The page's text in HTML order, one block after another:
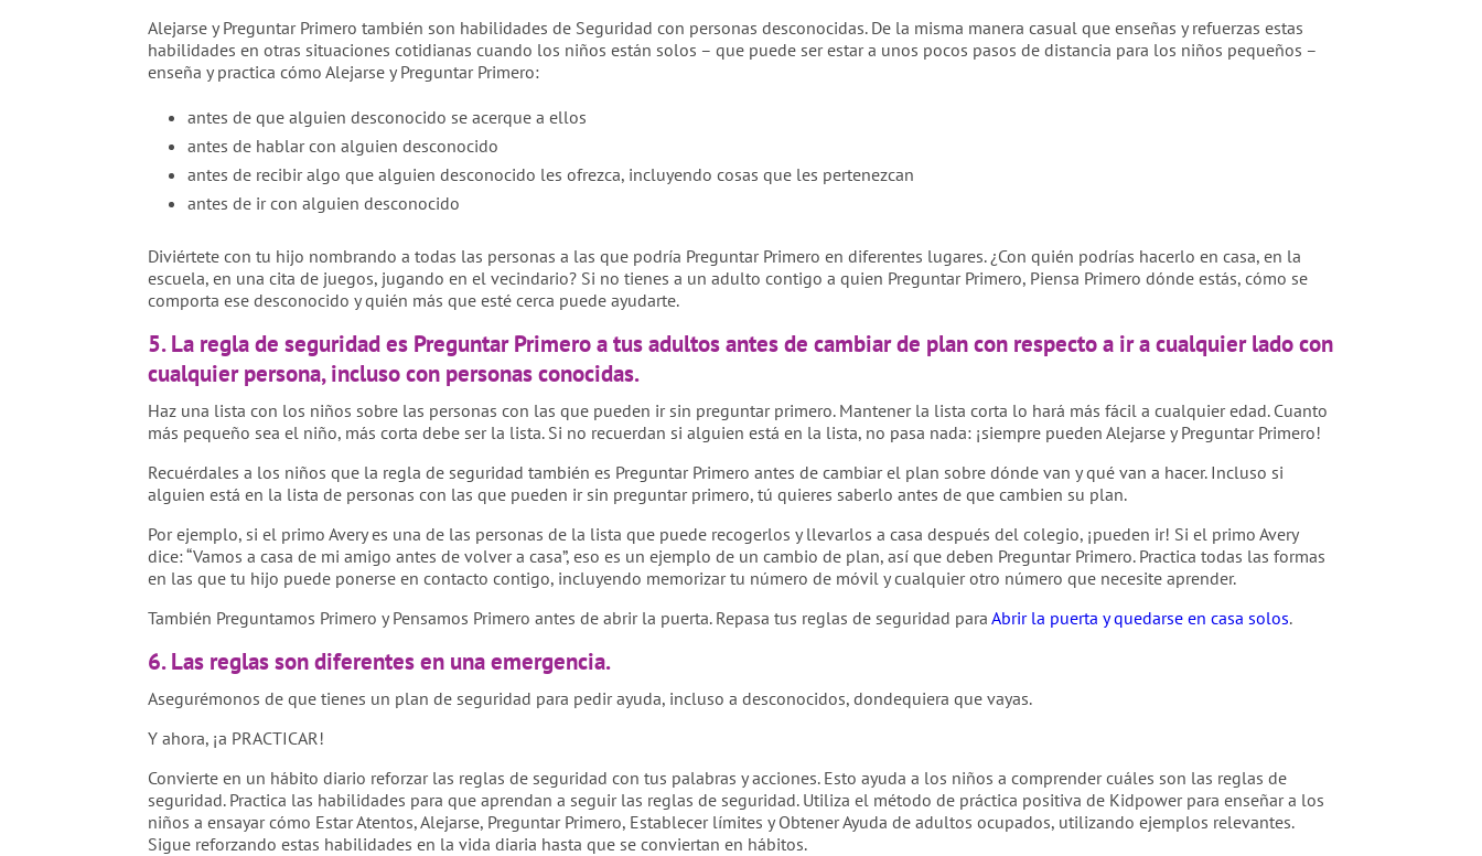
Alejarse y Preguntar Primero también son habilidades de Seguridad con personas desconocidas. De la misma manera casual que enseñas y refuerzas estas
habilidades en otras situaciones cotidianas cuando los niños están solos – que puede ser estar a unos pocos pasos de distancia para los niños pequeños –
enseña y practica cómo Alejarse y Preguntar Primero:
antes de que alguien desconocido se acerque a ellos
antes de hablar con alguien desconocido
antes de recibir algo que alguien desconocido les ofrezca, incluyendo cosas que les pertenezcan
antes de ir con alguien desconocido
Diviértete con tu hijo nombrando a todas las personas a las que podría Preguntar Primero en diferentes lugares. ¿Con quién podrías hacerlo en casa, en la
escuela, en una cita de juegos, jugando en el vecindario? Si no tienes a un adulto contigo a quien Preguntar Primero, Piensa Primero dónde estás, cómo se
comporta ese desconocido y quién más que esté cerca puede ayudarte.
5. La regla de seguridad es Preguntar Primero a tus adultos antes de cambiar de plan con respecto a ir a cualquier lado con
cualquier persona, incluso con personas conocidas.
Haz una lista con los niños sobre las personas con las que pueden ir sin preguntar primero. Mantener la lista corta lo hará más fácil a cualquier edad. Cuanto
más pequeño sea el niño, más corta debe ser la lista. Si no recuerdan si alguien está en la lista, no pasa nada: ¡siempre pueden Alejarse y Preguntar Primero!
Recuérdales a los niños que la regla de seguridad también es Preguntar Primero antes de cambiar el plan sobre dónde van y qué van a hacer. Incluso si
alguien está en la lista de personas con las que pueden ir sin preguntar primero, tú quieres saberlo antes de que cambien su plan.
Por ejemplo, si el primo Avery es una de las personas de la lista que puede recogerlos y llevarlos a casa después del colegio, ¡pueden ir! Si el primo Avery
dice: “Vamos a casa de mi amigo antes de volver a casa”, eso es un ejemplo de un cambio de plan, así que deben Preguntar Primero. Practica todas las formas
en las que tu hijo puede ponerse en contacto contigo, incluyendo memorizar tu número de móvil y cualquier otro número que necesite aprender.
También Preguntamos Primero y Pensamos Primero antes de abrir la puerta. Repasa tus reglas de seguridad paraAbrir la puerta y quedarse en casa solos.
6. Las reglas son diferentes en una emergencia.
Asegurémonos de que tienes un plan de seguridad para pedir ayuda, incluso a desconocidos, dondequiera que vayas.
Y ahora, ¡a PRACTICAR!
Convierte en un hábito diario reforzar las reglas de seguridad con tus palabras y acciones. Esto ayuda a los niños a comprender cuáles son las reglas de
seguridad. Practica las habilidades para que aprendan a seguir las reglas de seguridad. Utiliza el método de práctica positiva de Kidpower para enseñar a los
niños a ensayar cómo Estar Atentos, Alejarse, Preguntar Primero, Establecer límites y Obtener Ayuda de adultos ocupados, utilizando ejemplos relevantes.
Sigue reforzando estas habilidades en la vida diaria hasta que se conviertan en hábitos.